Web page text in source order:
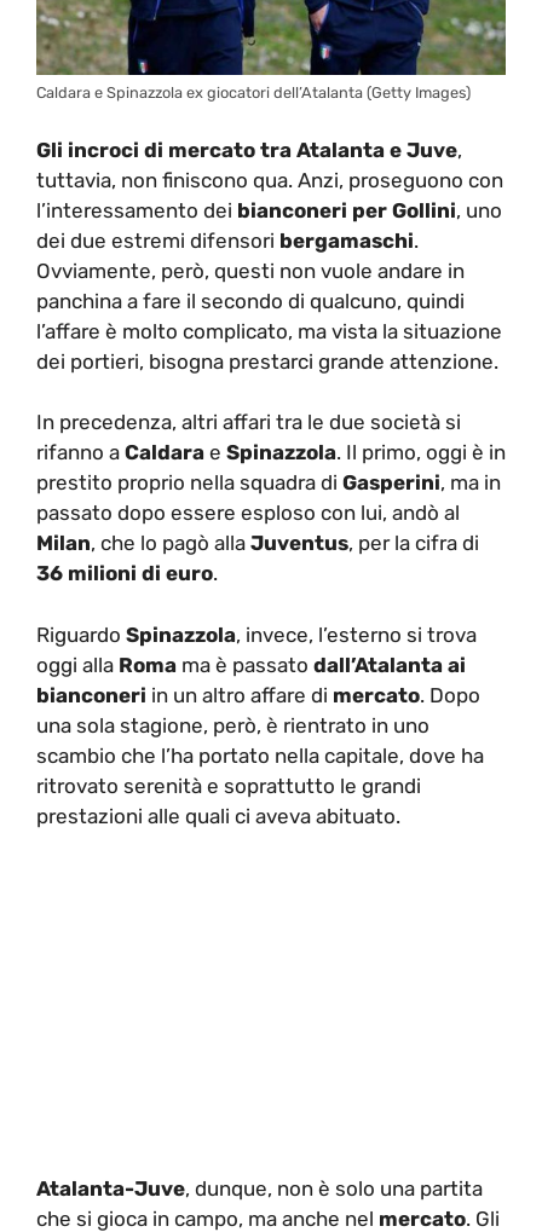
Caldara e Spinazzola ex giocatori dell’Atalanta (Getty Images)
Gli incroci di mercato tra Atalanta e Juve,
tuttavia, non finiscono qua. Anzi, proseguono con
l’interessamento dei bianconeri per Gollini, uno
dei due estremi difensori bergamaschi.
Ovviamente, però, questi non vuole andare in
panchina a fare il secondo di qualcuno, quindi
l’affare è molto complicato, ma vista la situazione
dei portieri, bisogna prestarci grande attenzione.
In precedenza, altri affari tra le due società si
rifanno a Caldara e Spinazzola. Il primo, oggi è in
prestito proprio nella squadra di Gasperini, ma in
passato dopo essere esploso con lui, andò al
Milan, che lo pagò alla Juventus, per la cifra di
36 milioni di euro.
Riguardo Spinazzola, invece, l’esterno si trova
oggi alla Roma ma è passato dall’Atalanta ai
bianconeri in un altro affare di mercato. Dopo
una sola stagione, però, è rientrato in uno
scambio che l’ha portato nella capitale, dove ha
ritrovato serenità e soprattutto le grandi
prestazioni alle quali ci aveva abituato.
Atalanta-Juve, dunque, non è solo una partita
che si gioca in campo, ma anche nel mercato. Gli